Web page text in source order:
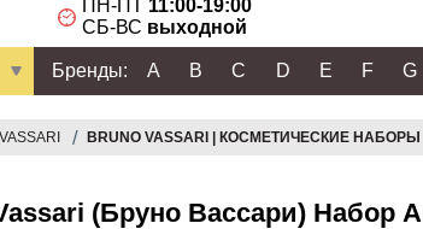
ПН-ПТ 11:00-19:00
СБ-ВС выходной
Бренды: A B C D E F G
BRUNO VASSARI | КОСМЕТИЧЕСКИЕ НАБОРЫ
(Бруно Вассари) Набор